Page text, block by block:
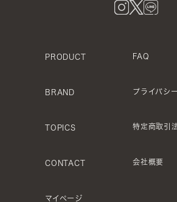
PRODUCT
BRAND
TOPICS
CONTACT
マイページ
FAQ
プライバシ
特定商取引
会社概要